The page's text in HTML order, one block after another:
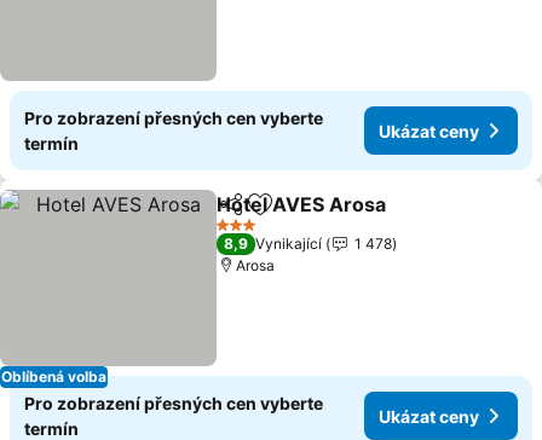
Pro zobrazení přesných cen vyberte
termín
Ukázat ceny
Oblíbená volba
SdíletPřidat na seznam oblíbených
Hotel AVES Arosa
3 Počet hvězdiček
8,9 Vynikající
1 478
Arosa
Pro zobrazení přesných cen vyberte
termín
Ukázat ceny